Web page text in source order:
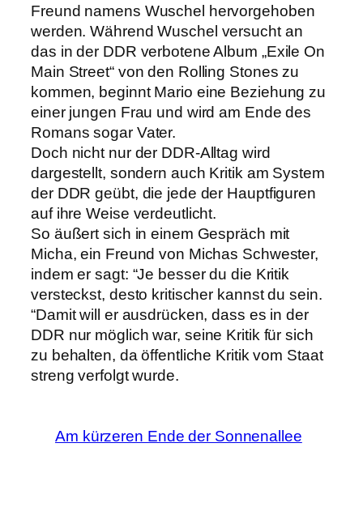
Freund namens Wuschel hervorgehoben
werden. Während Wuschel versucht an
das in der DDR verbotene Album „Exile On
Main Street“ von den Rolling Stones zu
kommen, beginnt Mario eine Beziehung zu
einer jungen Frau und wird am Ende des
Romans sogar Vater.
Doch nicht nur der DDR-Alltag wird
dargestellt, sondern auch Kritik am System
der DDR geübt, die jede der Hauptfiguren
auf ihre Weise verdeutlicht.
So äußert sich in einem Gespräch mit
Micha, ein Freund von Michas Schwester,
indem er sagt: “Je besser du die Kritik
versteckst, desto kritischer kannst du sein.
“Damit will er ausdrücken, dass es in der
DDR nur möglich war, seine Kritik für sich
zu behalten, da öffentliche Kritik vom Staat
streng verfolgt wurde.
Am kürzeren Ende der Sonnenallee